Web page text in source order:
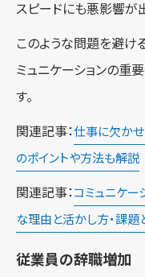
スピードにも悪影響が
このような問題を避け
ミュニケーションの重
す。
関連記事：仕事に欠か
のポイントや方法も解説
関連記事： コミュニケー
な理由と活かし方・課題
従業員の辞職増加